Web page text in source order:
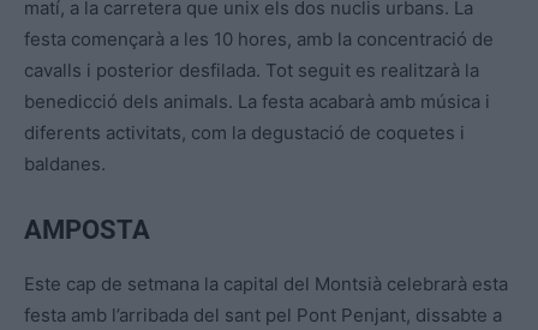
matí, a la carretera que unix els dos nuclis urbans. La
festa començarà a les 10 hores, amb la concentració de
cavalls i posterior desfilada. Tot seguit es realitzarà la
benedicció dels animals. La festa acabarà amb música i
diferents activitats, com la degustació de coquetes i
baldanes.
AMPOSTA
Este cap de setmana la capital del Montsià celebrarà esta
festa amb l’arribada del sant pel Pont Penjant, dissabte a